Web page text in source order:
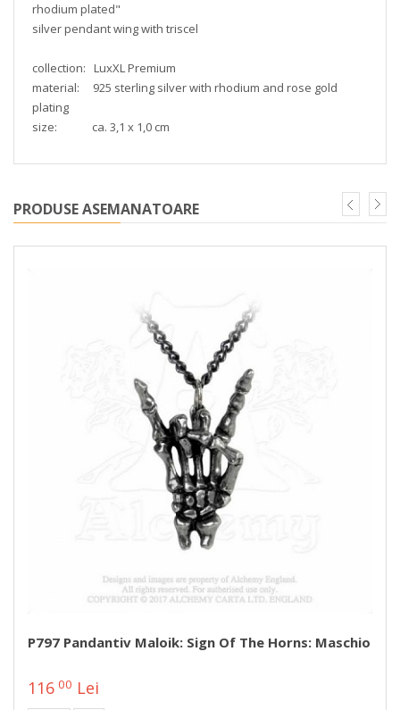
rhodium plated"
silver pendant wing with triscel
collection: LuxXL Premium
material: 925 sterling silver with rhodium and rose gold
plating
size: ca. 3,1 x 1,0 cm
PRODUSE ASEMANATOARE
P797 Pandantiv Maloik: Sign Of The Horns: Maschio
116 00 Lei